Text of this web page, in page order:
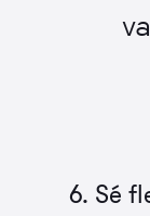
6. Sé